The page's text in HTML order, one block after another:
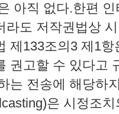
아직 없다.한편
라도 저작권법상
제133조의3 제1
권고할 수 있다고
는 전송에 해당하
은 시정조